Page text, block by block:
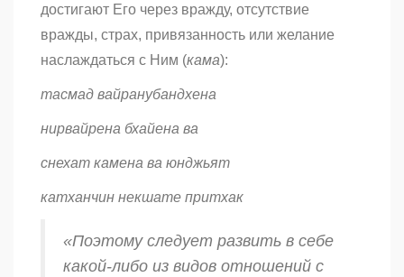
достигают Его через вражду, отсутствие
вражды, страх, привязанность или желание
наслаждаться с Ним (кама):
тасмад вайранубандхена
нирвайрена бхайена ва
снехат камена ва юнджьят
катханчин некшате притхак
«Поэтому следует развить в себе
какой-либо из видов отношений с